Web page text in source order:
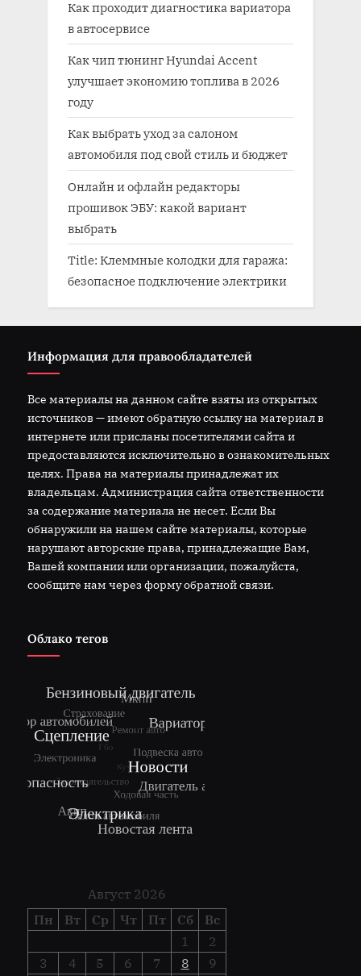
Как проходит диагностика вариатора
в автосервисе
Как чип тюнинг Hyundai Accent
улучшает экономию топлива в 2026
году
Как выбрать уход за салоном
автомобиля под свой стиль и бюджет
Онлайн и офлайн редакторы
прошивок ЭБУ: какой вариант
выбрать
Title: Клеммные колодки для гаража:
безопасное подключение электрики
Информация для правообладателей
Все материалы на данном сайте взяты из открытых
источников — имеют обратную ссылку на материал в
интернете или присланы посетителями сайта и
предоставляются исключительно в ознакомительных
целях. Права на материалы принадлежат их
владельцам. Администрация сайта ответственности
за содержание материала не несет. Если Вы
обнаружили на нашем сайте материалы, которые
нарушают авторские права, принадлежащие Вам,
Вашей компании или организации, пожалуйста,
сообщите нам через форму обратной связи.
Облако тегов
Август 2026
Пн
Вт Ср Чт Пт Сб
Вс
1
2
3
4 5 6 7 8 9